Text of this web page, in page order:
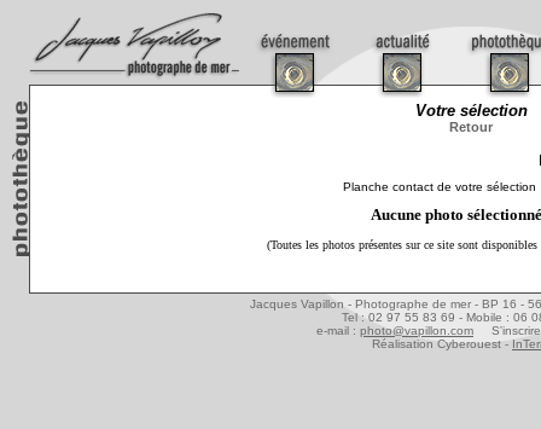
Votre sélection
Retour
Planche contact de votre sélection
Aucune photo
(Toutes les photos présentes sur ce site sont disponibles
Jacques Vapillon - Photographe de mer - BP 16 -
Tel : 02 97 55 83 69 - Mobile : 06
e-mail : photo@vapillon.com
Réalisation Cyberouest -